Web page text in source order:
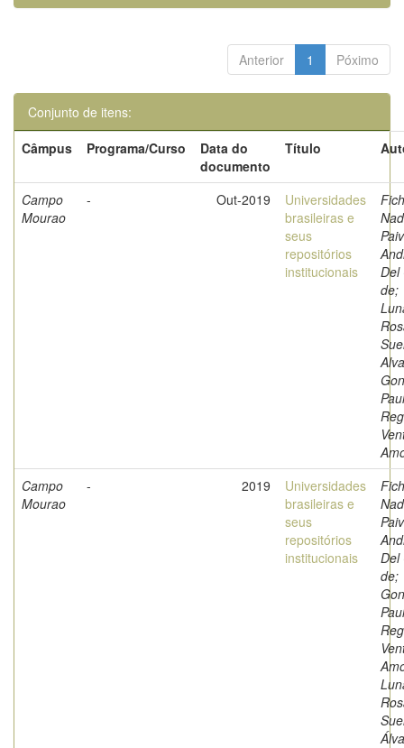
Anterior 1 Póximo
Conjunto de itens:
Câmpus
Programa/Curso
Data do
documento
Título
Campo
Mourao
- Out-2019
Universidades
brasileiras e
seus
repositórios
institucionais
Del
de;
Campo
Mourao
- 2019
Universidades
brasileiras e
seus
repositórios
institucionais
Del
de;